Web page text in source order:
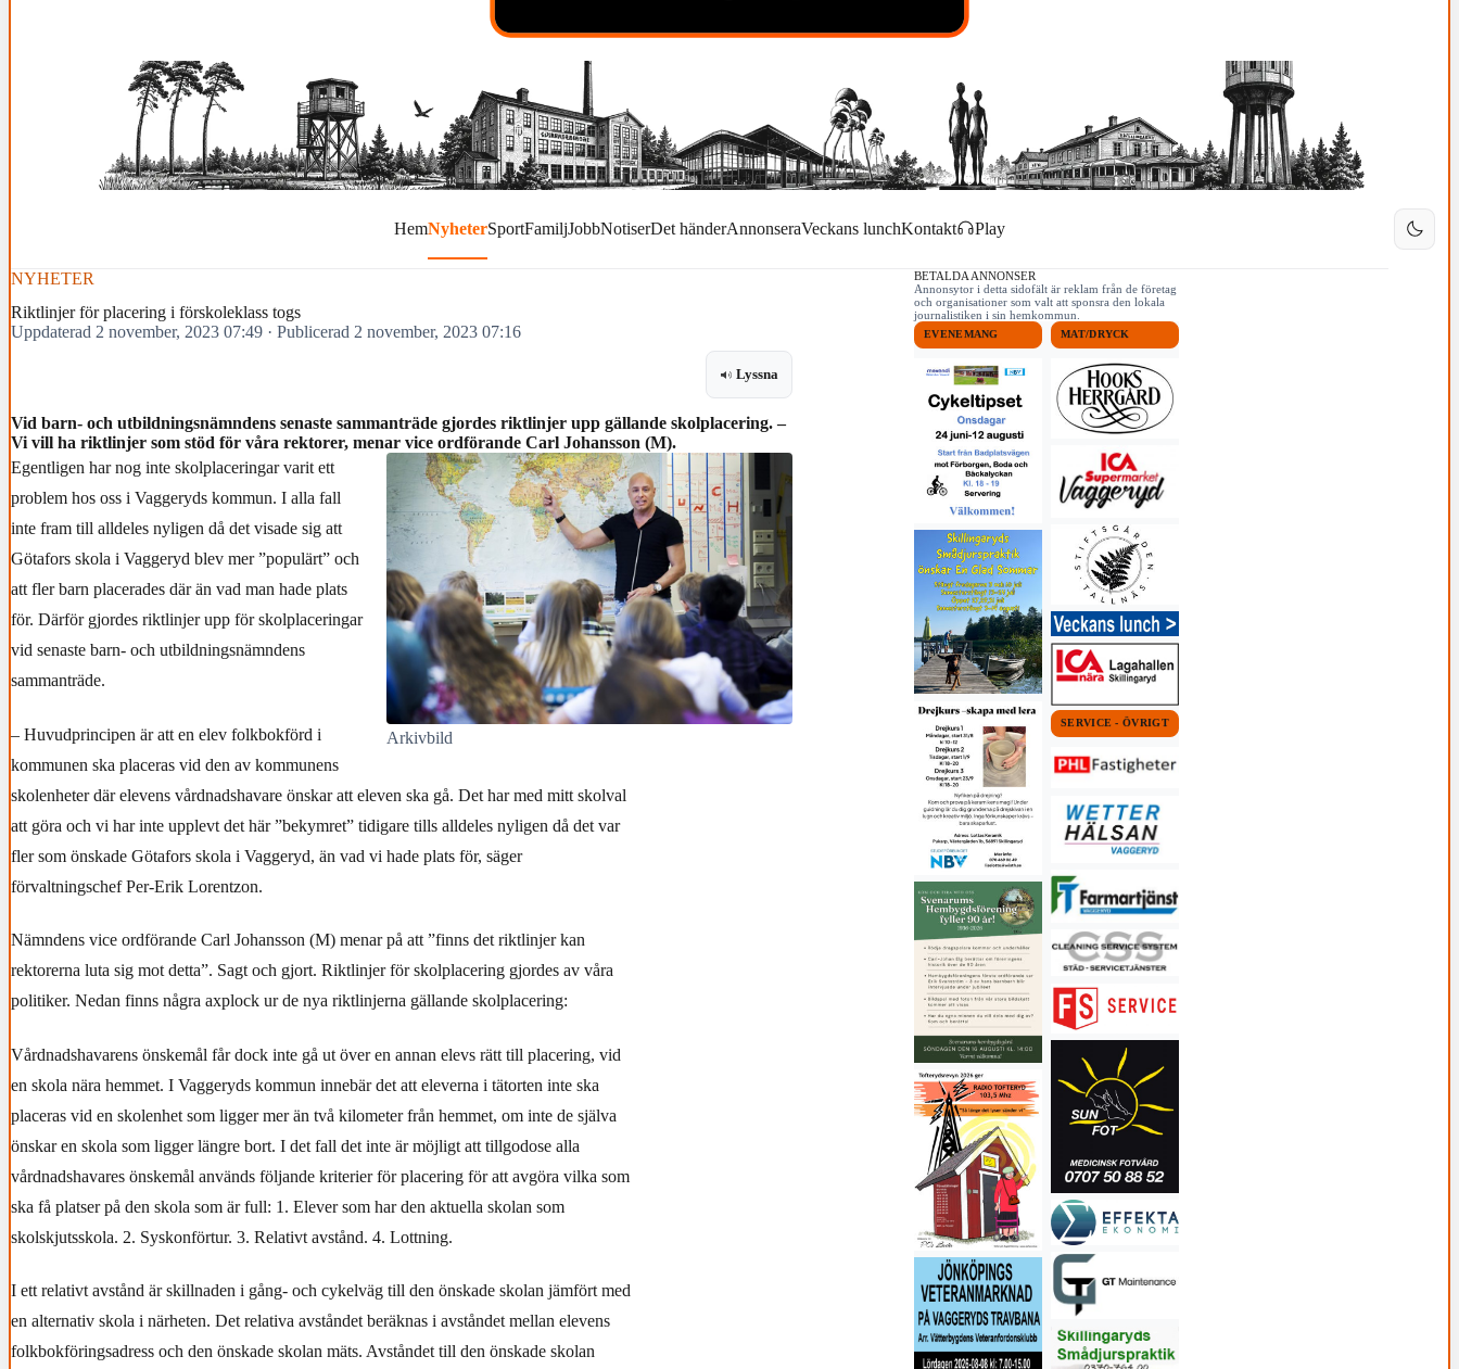
HemNyheterSportFamiljJobbNotiserDet händerAnnonseraVeckans lunchKontakt Play
NYHETER
Riktlinjer för placering i förskoleklass togs
Uppdaterad 2 november, 2023 07:49 · Publicerad 2 november, 2023 07:16
Lyssna
Vid barn- och utbildningsnämndens senaste sammanträde gjordes riktlinjer upp gällande skolplacering. –
Vi vill ha riktlinjer som stöd för våra rektorer, menar vice ordförande Carl Johansson (M).
Arkivbild
Egentligen har nog inte skolplaceringar varit ett
problem hos oss i Vaggeryds kommun. I alla fall
inte fram till alldeles nyligen då det visade sig att
Götafors skola i Vaggeryd blev mer ”populärt” och
att fler barn placerades där än vad man hade plats
för. Därför gjordes riktlinjer upp för skolplaceringar
vid senaste barn- och utbildningsnämndens
sammanträde.
– Huvudprincipen är att en elev folkbokförd i
kommunen ska placeras vid den av kommunens
skolenheter där elevens vårdnadshavare önskar att eleven ska gå. Det har med mitt skolval
att göra och vi har inte upplevt det här ”bekymret” tidigare tills alldeles nyligen då det var
fler som önskade Götafors skola i Vaggeryd, än vad vi hade plats för, säger
förvaltningschef Per-Erik Lorentzon.
Nämndens vice ordförande Carl Johansson (M) menar på att ”finns det riktlinjer kan
rektorerna luta sig mot detta”. Sagt och gjort. Riktlinjer för skolplacering gjordes av våra
politiker. Nedan finns några axplock ur de nya riktlinjerna gällande skolplacering:
Vårdnadshavarens önskemål får dock inte gå ut över en annan elevs rätt till placering, vid
en skola nära hemmet. I Vaggeryds kommun innebär det att eleverna i tätorten inte ska
placeras vid en skolenhet som ligger mer än två kilometer från hemmet, om inte de själva
önskar en skola som ligger längre bort. I det fall det inte är möjligt att tillgodose alla
vårdnadshavares önskemål används följande kriterier för placering för att avgöra vilka som
ska få platser på den skola som är full: 1. Elever som har den aktuella skolan som
skolskjutsskola. 2. Syskonförtur. 3. Relativt avstånd. 4. Lottning.
I ett relativt avstånd är skillnaden i gång- och cykelväg till den önskade skolan jämfört med
en alternativ skola i närheten. Det relativa avståndet beräknas i avståndet mellan elevens
folkbokföringsadress och den önskade skolan mäts. Avståndet till den önskade skolan
BETALDA ANNONSER
Annonsytor i detta sidofält är reklam från de företag
och organisationer som valt att sponsra den lokala
journalistiken i sin hemkommun.
EVENEMANG MAT/DRYCK
SERVICE - ÖVRIGT